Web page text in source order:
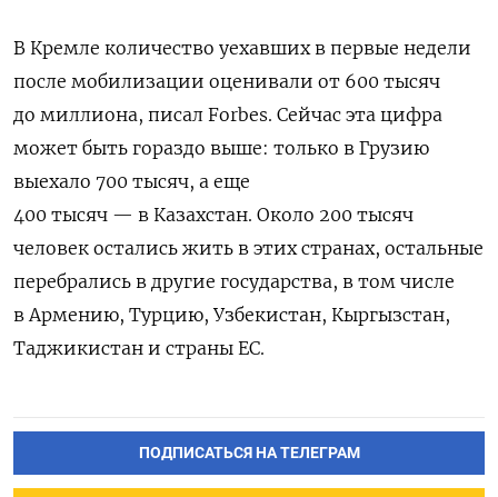
В Кремле количество уехавших в первые недели
после мобилизации оценивали от 600 тысяч
до миллиона, писал Forbes. Сейчас эта цифра
может быть гораздо выше: только в Грузию
выехало 700 тысяч, а еще
400 тысяч — в Казахстан. Около 200 тысяч
человек остались жить в этих странах, остальные
перебрались в другие государства, в том числе
в Армению, Турцию, Узбекистан, Кыргызстан,
Таджикистан и страны ЕС.
ПОДПИСАТЬСЯ НА ТЕЛЕГРАМ